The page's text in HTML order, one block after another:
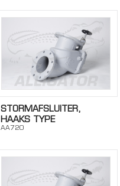
STORMAFSLUITER,
HAAKS TYPE
AA720